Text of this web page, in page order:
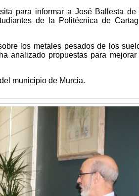
para informar a José Ballesta de
de la Politécnica de
los metales pesados de los
analizado propuestas para
municipio de Murcia.